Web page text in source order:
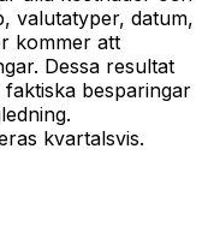
valutatyper, datum,
kommer att
Dessa resultat
besparingar
kvartalsvis.